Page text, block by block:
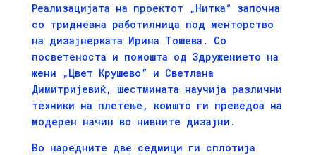
Реализацијата на проектот „Нитка“ започна
со тридневна работилница под менторство
на дизајнерката Ирина Тошева. Со
посветеноста и помошта од Здружението на
жени „Цвет Крушево” и Светлана
Димитријевиќ, шестмината научија различни
техники на плетење, коишто ги преведоа на
модерен начин во нивните дизајни.
Во наредните две седмици ги сплотија